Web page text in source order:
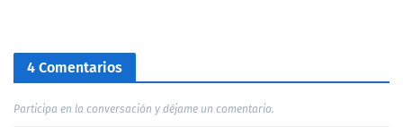
4 Comentarios
Participa en la conversación y déjame un comentario.